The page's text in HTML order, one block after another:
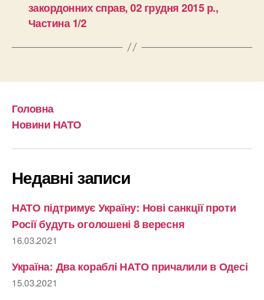
закордонних справ, 02 грудня 2015 р.,
Частина 1/2
Головна
Новини НАТО
Недавні записи
НАТО підтримує Україну: Нові санкції проти
Росії будуть оголошені 8 вересня
16.03.2021
Україна: Два кораблі НАТО причалили в Одесі
15.03.2021